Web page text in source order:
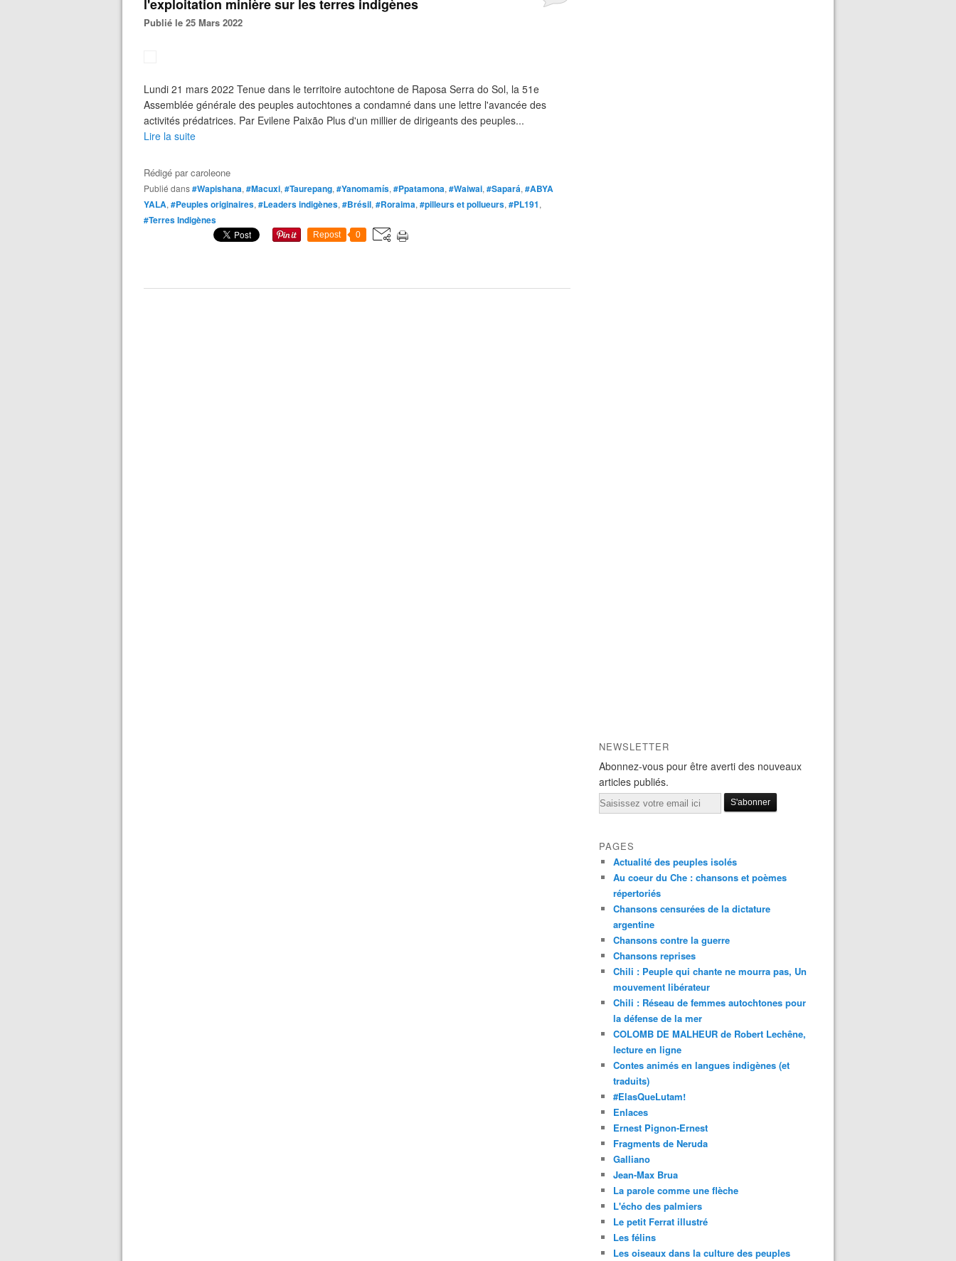
l'exploitation minière sur les terres indigènes
Publié le 25 Mars 2022
Lundi 21 mars 2022 Tenue dans le territoire autochtone de Raposa Serra do Sol, la 51e
Assemblée générale des peuples autochtones a condamné dans une lettre l'avancée des
activités prédatrices. Par Evilene Paixão Plus d'un millier de dirigeants des peuples...
Lire la suite
Rédigé parcaroleone
Publié dans#Wapishana, #Macuxi, #Taurepang, #Yanomamís, #Ppatamona, #Waiwai, #Sapará, #ABYA
YALA, #Peuples originaires, #Leaders indigènes, #Brésil, #Roraima, #pilleurs et pollueurs, #PL191,
#Terres Indigènes
Repost 0
NEWSLETTER
Abonnez-vous pour être averti des nouveaux
articles publiés.
Email
PAGES
Actualité des peuples isolés
Au coeur du Che : chansons et poèmes
répertoriés
Chansons censurées de la dictature
argentine
Chansons contre la guerre
Chansons reprises
Chili : Peuple qui chante ne mourra pas, Un
mouvement libérateur
Chili : Réseau de femmes autochtones pour
la défense de la mer
COLOMB DE MALHEUR de Robert Lechêne,
lecture en ligne
Contes animés en langues indigènes (et
traduits)
#ElasQueLutam!
Enlaces
Ernest Pignon-Ernest
Fragments de Neruda
Galliano
Jean-Max Brua
La parole comme une flèche
L'écho des palmiers
Le petit Ferrat illustré
Les félins
Les oiseaux dans la culture des peuples